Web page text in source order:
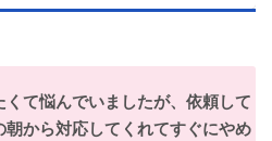
くて悩んでいましたが、依頼して
朝から対応してくれてすぐにやめ